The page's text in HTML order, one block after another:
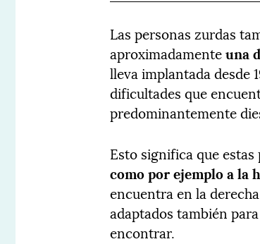
Las personas zurdas
aproximadamenteuna
lleva implantada desde
dificultades que
predominantemente
Esto significa que
como por ejemplo a la
encuentra en la
adaptados también
encontrar.